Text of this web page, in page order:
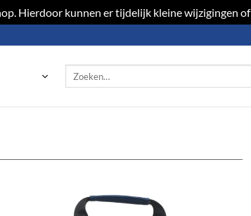
Hierdoor kunnen er tijdelijk kleine wijzigingen